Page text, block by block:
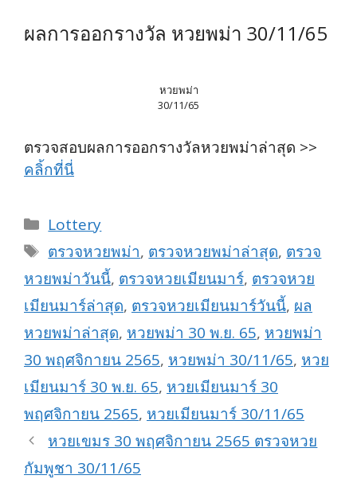
ผลการออกรางวัล หวยพม่า 30/11/65
หวยพม่า
30/11/65
ตรวจสอบผลการออกรางวัลหวยพม่าล่าสุด >>
คลิ้กที่นี่
Categories
Lottery
Tags
ตรวจหวยพม่า, ตรวจหวยพม่าล่าสุด, ตรวจ
หวยพม่าวันนี้, ตรวจหวยเมียนมาร์, ตรวจหวย
เมียนมาร์ล่าสุด, ตรวจหวยเมียนมาร์วันนี้, ผล
หวยพม่าล่าสุด, หวยพม่า 30 พ.ย. 65, หวยพม่า
30 พฤศจิกายน 2565, หวยพม่า 30/11/65, หวย
เมียนมาร์ 30 พ.ย. 65, หวยเมียนมาร์ 30
พฤศจิกายน 2565, หวยเมียนมาร์ 30/11/65
หวยเขมร 30 พฤศจิกายน 2565 ตรวจหวย
กัมพูชา 30/11/65